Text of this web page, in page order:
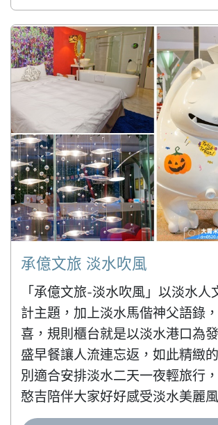
承億文旅 淡水吹風
「承億文旅-淡水吹風」以淡水人
計主題，加上淡水馬偕神父語錄
喜，規則櫃台就是以淡水港口為
盛早餐讓人流連忘返，如此精緻
別適合安排淡水二天一夜輕旅行
憨吉陪伴大家好好感受淡水美麗風